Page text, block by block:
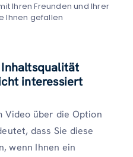
Ihren Freunden und Ihrer
Ihnen gefallen
interessiert
Video über die Option
dass Sie diese
wenn Ihnen ein